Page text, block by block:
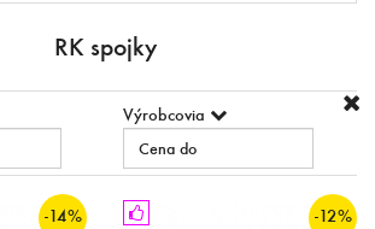
RK spojky
Výrobcovia
-14% -12%